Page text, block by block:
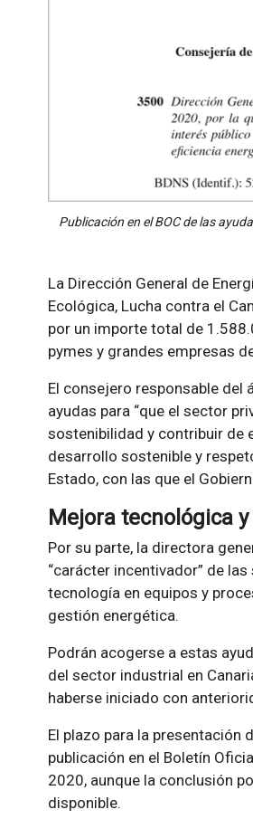
Publicación en el BOC de las
La Dirección General de
Ecológica, Lucha contra el
por un importe total de
pymes y grandes empresas
El consejero responsable del
ayudas para “que el sector
sostenibilidad y contribuir de
desarrollo sostenible y
Estado, con las que el
Mejora tecnológica
Por su parte, la directora
“carácter incentivador” de
tecnología en equipos y
gestión energética.
Podrán acogerse a estas
del sector industrial en
haberse iniciado con
El plazo para la presentación
publicación en el Boletín
2020, aunque la conclusión
disponible.